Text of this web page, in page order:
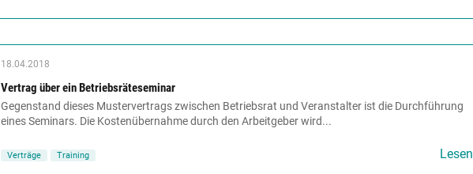
18.04.2018
Vertrag über ein Betriebsräteseminar
Gegenstand dieses Mustervertrags zwischen Betriebsrat und Veranstalter ist die Durchführung
eines Seminars. Die Kostenübernahme durch den Arbeitgeber wird...
Verträge Training Lesen